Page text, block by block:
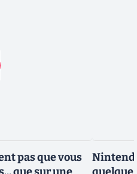
pas que vous